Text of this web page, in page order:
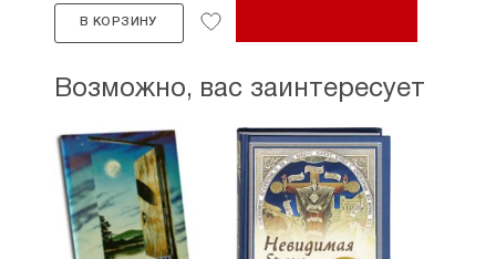
В КОРЗИНУ
Возможно, вас заинтересует